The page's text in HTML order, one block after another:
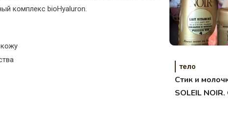
комплекс bioHyaluron.
кожу
тело
Стик и
SOLEIL